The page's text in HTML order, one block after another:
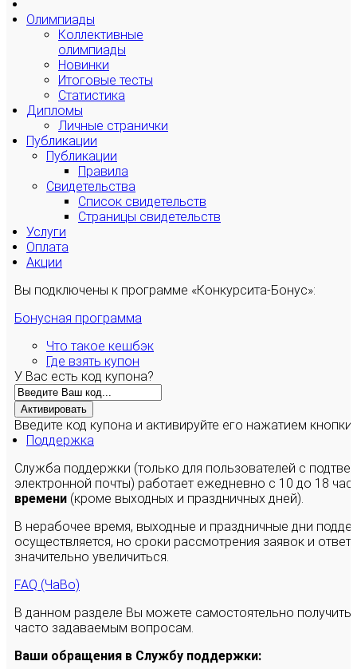
Олимпиады
Коллективные
олимпиады
Новинки
Итоговые тесты
Статистика
Дипломы
Личные странички
Публикации
Публикации
Правила
Свидетельства
Список свидетельств
Страницы свидетельств
Услуги
Оплата
Акции
Вы подключены к программе «Конкурсита-Бонус»:
Бонусная программа
Что такое кешбэк
Где взять купон
У Вас есть код купона?
Активировать
Введите код купона и активируйте его нажатием кнопки
Поддержка
Служба поддержки (только для пользователей с
электронной почты) работает ежедневно с 10 до 18
времени (кроме выходных и праздничных дней).
В нерабочее время, выходные и праздничные дни
осуществляется, но сроки рассмотрения заявок и
значительно увеличиться.
FAQ (ЧаВо)
В данном разделе Вы можете самостоятельно
часто задаваемым вопросам.
Ваши обращения в Службу поддержки: